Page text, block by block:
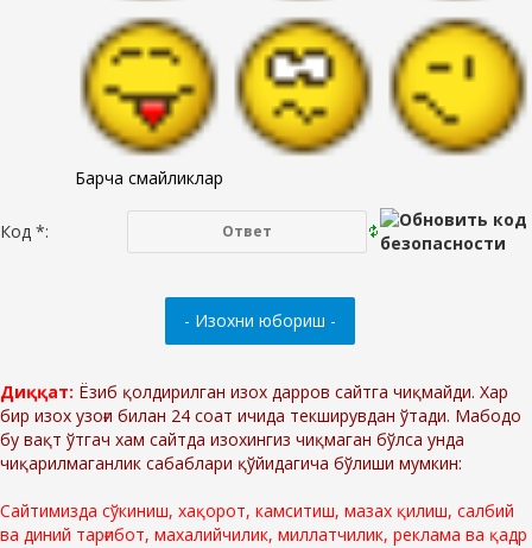
Барча смайликлар
Код *:
Диққат: Ёзиб қолдирилган изох дарров сайтга чиқмайди. Хар
бир изох узоғи билан 24 соат ичида текширувдан ўтади. Мабодо
бу вақт ўтгач хам сайтда изохингиз чиқмаган бўлса унда
чиқарилмаганлик сабаблари қўйидагича бўлиши мумкин:
Сайтимизда сўкиниш, хақорот, камситиш, мазах қилиш, салбий
ва диний тарғибот, махалийчилик, миллатчилик, реклама ва қадр